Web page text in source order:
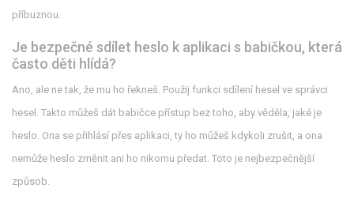
příbuznou.
Je bezpečné sdílet heslo k aplikaci s babičkou, která
často děti hlídá?
Ano, ale ne tak, že mu ho řekneš. Použij funkci sdílení hesel ve správci
hesel. Takto můžeš dát babičce přístup bez toho, aby věděla, jaké je
heslo. Ona se přihlásí přes aplikaci, ty ho můžeš kdykoli zrušit, a ona
nemůže heslo změnit ani ho nikomu předat. Toto je nejbezpečnější
způsob.